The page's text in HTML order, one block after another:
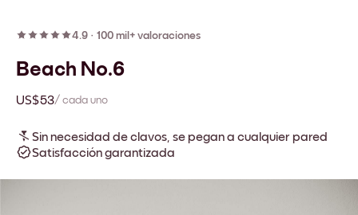
4.9 · 100 mil+ valoraciones
Beach No.6
US$53/ cada uno
Sin necesidad de clavos, se pegan a cualquier pared
Satisfacción garantizada